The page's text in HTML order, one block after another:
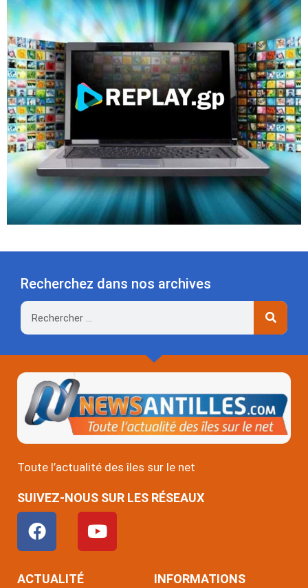
Recherchez dans nos archives
Rechercher
Toute l’actualité des îles sur le net
SUIVEZ-NOUS SUR LES RÉSEAUX
F
a
c
e
Y
o
u
ACTUALITÉ INFORMATIONS